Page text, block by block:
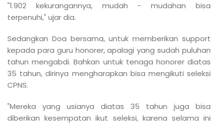
"1.902 kekurangannya, mudah - mudahan bisa
terpenuhi," ujar dia.
Sedangkan Doa bersama, untuk memberikan support
kepada para guru honorer, apalagi yang sudah puluhan
tahun mengabdi. Bahkan untuk tenaga honorer diatas
35 tahun, dirinya mengharapkan bisa mengikuti seleksi
CPNS.
"Mereka yang usianya diatas 35 tahun juga bisa
diberikan kesempatan ikut seleksi, karena selama ini